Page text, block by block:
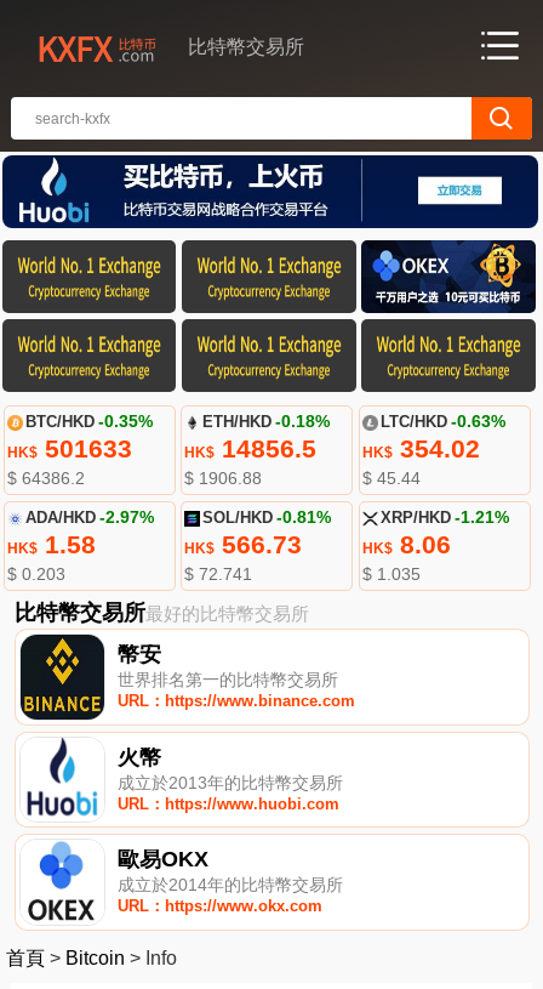
比特幣交易所
BTC/HKD -0.35%
HK$501633
$ 64386.2
ETH/HKD -0.18%
HK$ 14856.5
$ 1906.88
LTC/HKD -0.63%
HK$354.02
$ 45.44
ADA/HKD -2.97%
HK$1.58
$ 0.203
SOL/HKD -0.81%
HK$ 566.73
$ 72.741
XRP/HKD -1.21%
HK$8.06
$ 1.035
比特幣交易所最好的比特幣交易所
幣安
世界排名第一的比特幣交易所
URL：https://www.binance.com
火幣
成立於2013年的比特幣交易所
URL：https://www.huobi.com
歐易OKX
成立於2014年的比特幣交易所
URL：https://www.okx.com
首頁 > Bitcoin > Info